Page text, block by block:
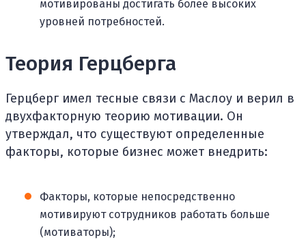
мотивированы достигать более высоких
уровней потребностей.
Теория Герцберга
Герцберг имел тесные связи с Маслоу и верил в
двухфакторную теорию мотивации. Он
утверждал, что существуют определенные
факторы, которые бизнес может внедрить:
Факторы, которые непосредственно
мотивируют сотрудников работать больше
(мотиваторы);